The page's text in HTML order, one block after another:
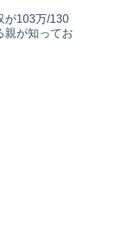
が103万/130
親が知ってお